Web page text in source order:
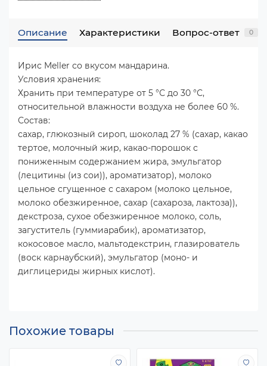
Описание Характеристики Вопрос-ответ 0
Ирис Meller со вкусом мандарина.
Условия хранения:
Хранить при температуре от 5 °С до 30 °С,
относительной влажности воздуха не более 60 %.
Состав:
сахар, глюкозный сироп, шоколад 27 % (сахар, какао
тертое, молочный жир, какао-порошок с
пониженным содержанием жира, эмульгатор
(лецитины (из сои)), ароматизатор), молоко
цельное сгущенное с сахаром (молоко цельное,
молоко обезжиренное, сахар (сахароза, лактоза)),
декстроза, сухое обезжиренное молоко, соль,
загуститель (гyммиapaбик), ароматизатор,
кокосовое масло, мальтодекстрин, глазирователь
(воск карнаубский), эмульгатор (моно- и
диглицериды жирных кислот).
Похожие товары